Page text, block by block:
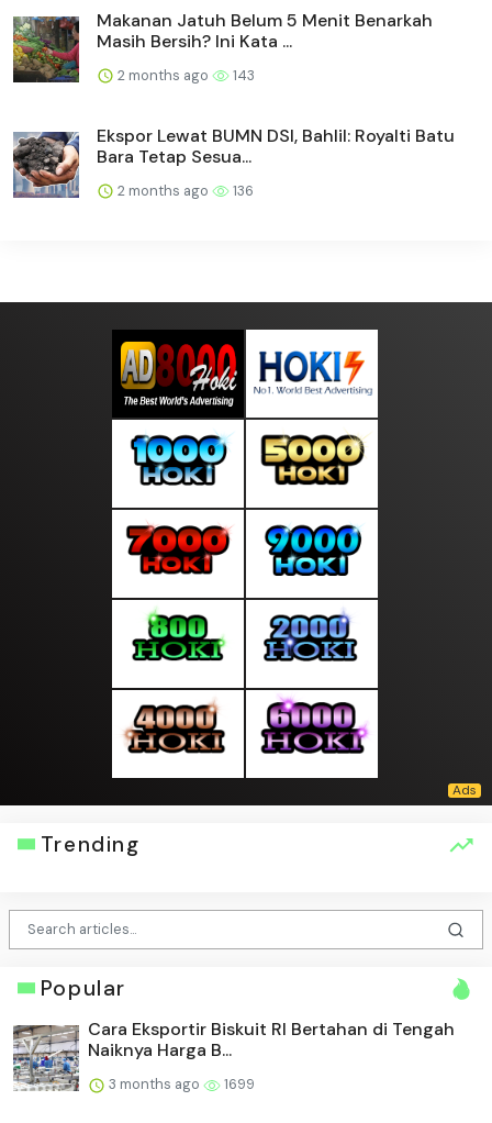
Makanan Jatuh Belum 5 Menit Benarkah
Masih Bersih? Ini Kata ...
2 months ago 143
Ekspor Lewat BUMN DSI, Bahlil: Royalti Batu
Bara Tetap Sesua...
2 months ago 136
Trending
Popular
Cara Eksportir Biskuit RI Bertahan di Tengah
Naiknya Harga B...
3 months ago 1699